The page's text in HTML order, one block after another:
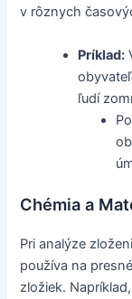
v rôznych
Príklad:
ľudí
Chémia a
Pri analýze
používa na
zložiek.